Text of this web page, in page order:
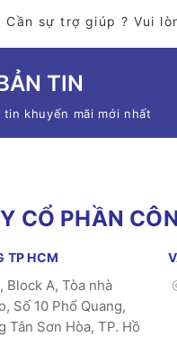
Cần sự trợ giúp ? Vui
TIN
khuyến mãi mới nhất
CỔ PHẦN
TP HCM
Block A, Tòa nhà
Số 10 Phổ Quang,
Tân Sơn Hòa, TP. Hồ